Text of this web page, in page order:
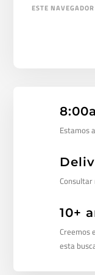
ESTE
Estamos
10+
Creemos
esta